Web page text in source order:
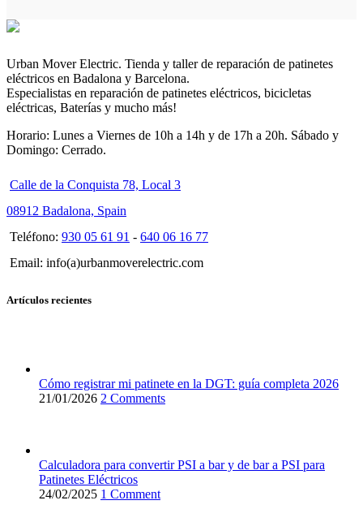
Urban Mover Electric. Tienda y taller de reparación de patinetes
eléctricos en Badalona y Barcelona.
Especialistas en reparación de patinetes eléctricos, bicicletas
eléctricas, Baterías y mucho más!
Horario: Lunes a Viernes de 10h a 14h y de 17h a 20h. Sábado y
Domingo: Cerrado.
Calle de la Conquista 78, Local 3
08912 Badalona, Spain
Teléfono: 930 05 61 91 - 640 06 16 77
Email: info(a)urbanmoverelectric.com
Artículos recientes
Cómo registrar mi patinete en la DGT: guía completa 2026
21/01/2026 2 Comments
Calculadora para convertir PSI a bar y de bar a PSI para
Patinetes Eléctricos
24/02/2025 1 Comment